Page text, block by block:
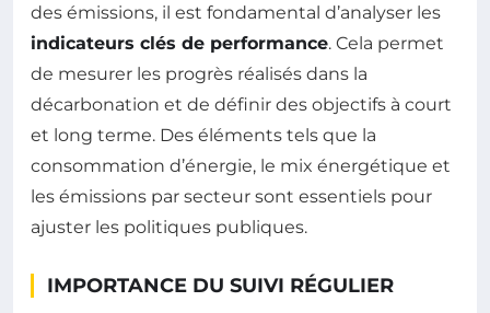
des émissions, il est fondamental d’analyser les
indicateurs clés de performance. Cela permet
de mesurer les progrès réalisés dans la
décarbonation et de définir des objectifs à court
et long terme. Des éléments tels que la
consommation d’énergie, le mix énergétique et
les émissions par secteur sont essentiels pour
ajuster les politiques publiques.
IMPORTANCE DU SUIVI RÉGULIER